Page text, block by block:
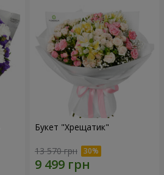
Букет "Хрещатик"
13 570 грн